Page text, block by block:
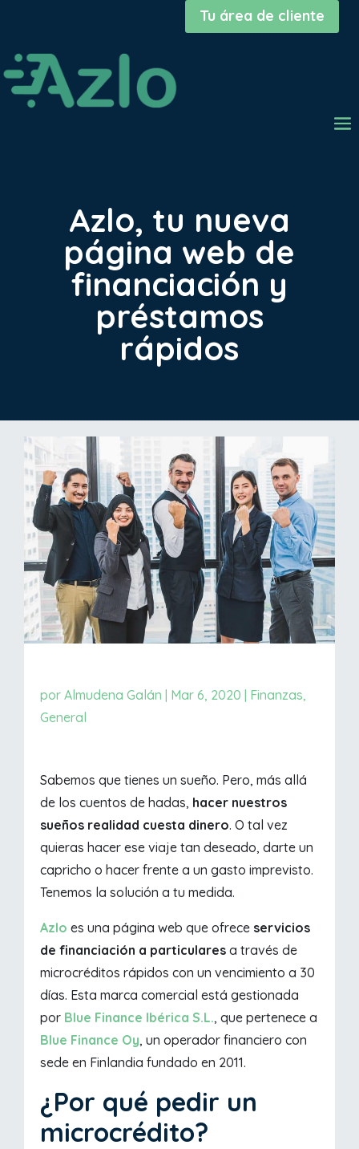
Tu área de cliente
Azlo, tu nueva
página web de
financiación y
préstamos
rápidos
porAlmudena Galán | Mar 6, 2020 | Finanzas
General
Sabemos que tienes un sueño. Pero, más allá
de los cuentos de hadas, hacer nuestros
sueños realidad cuesta dinero. O tal vez
quieras hacer ese viaje tan deseado, darte un
capricho o hacer frente a un gasto imprevisto.
Tenemos la solución a tu medida.
Azloes una página web que ofrece servicios
de financiación a particulares a través de
microcréditos rápidos con un vencimiento a 30
días. Esta marca comercial está gestionada
por Blue Finance Ibérica S.L., que pertenece a
Blue Finance Oy, un operador financiero con
sede en Finlandia fundado en 2011.
¿Por qué pedir un
microcrédito?